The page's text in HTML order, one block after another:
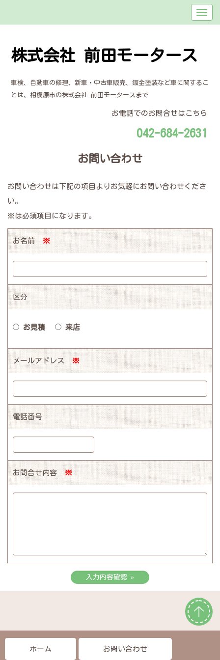
株式会社 前田モータース
車検、自動車の修理、新車・中古車販売、鈑金塗装など車に関するこ
とは、相模原市の株式会社 前田モータースまで
お電話でのお問合せはこちら
042-684-2631
お問い合わせ
お問い合わせは下記の項目よりお気軽にお問い合わせくださ
い。
※は必須項目になります。
お名前 ※
区分
お見積 来店
メールアドレス ※
電話番号
お問合せ内容 ※
ホーム お問い合わせ